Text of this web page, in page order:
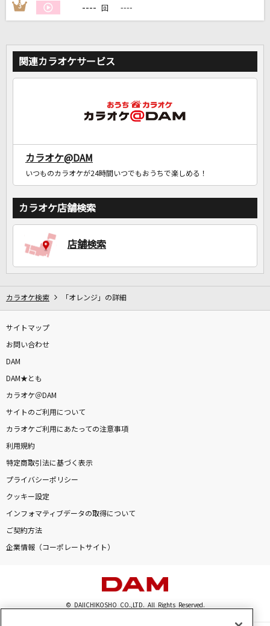
3 ---- 回 ----
関連カラオケサービス
カラオケ@DAM
いつものカラオケが24時間いつでもおうちで楽しめる！
カラオケ店舗検索
店舗検索
カラオケ検索 「オレンジ」の詳細
サイトマップ
お問い合わせ
DAM
DAM★とも
カラオケ＠DAM
サイトのご利用について
カラオケご利用にあたっての注意事項
利用規約
特定商取引法に基づく表示
プライバシーポリシー
クッキー設定
インフォマティブデータの取得について
ご契約方法
企業情報（コーポレートサイト）
© DAIICHIKOSHO CO.,LTD. All Rights Reserved.